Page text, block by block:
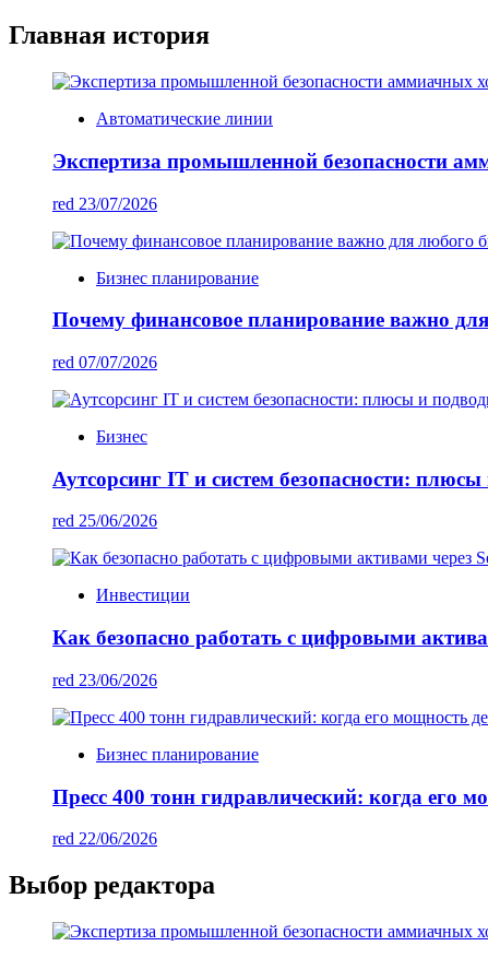
Главная история
Автоматические линии
Экспертиза промышленной безопасности
red 23/07/2026
Бизнес планирование
Почему финансовое планирование важно
red 07/07/2026
Бизнес
Аутсорсинг IT и систем безопасности:
red 25/06/2026
Инвестиции
Как безопасно работать с цифровыми
red 23/06/2026
Бизнес планирование
Пресс 400 тонн гидравлический: когда его
red 22/06/2026
Выбор редактора